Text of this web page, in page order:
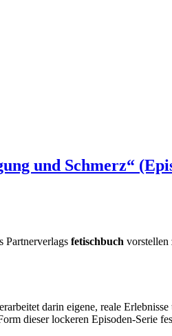
und Schmerz“
Partnerverlags fetischbuch
darin eigene, reale
dieser lockeren Episoden-Serie